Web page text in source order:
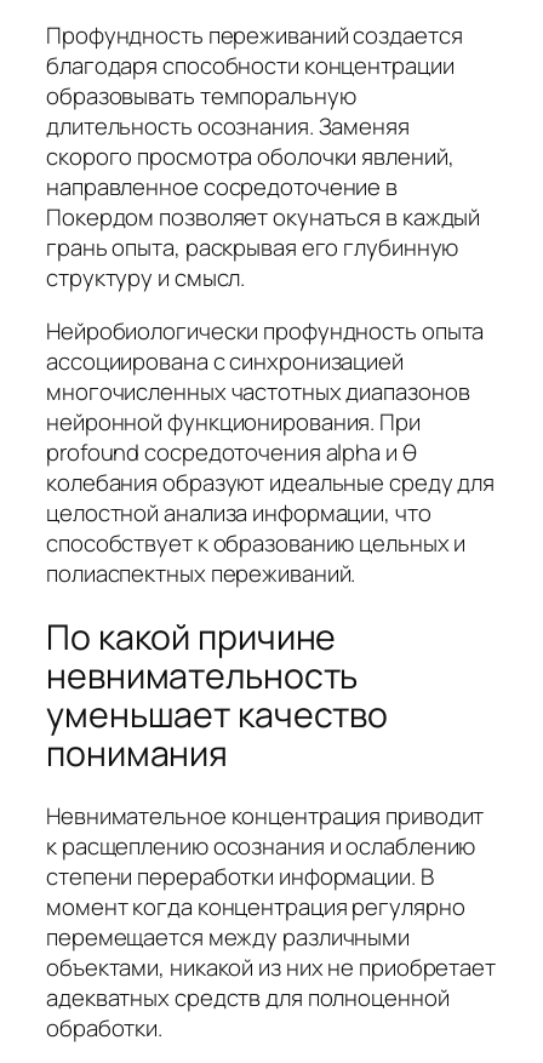
Профундность переживаний создается
благодаря способности концентрации
образовывать темпоральную
длительность осознания. Заменяя
скорого просмотра оболочки явлений,
направленное сосредоточение в
Покердом позволяет окунаться в каждый
грань опыта, раскрывая его глубинную
структуру и смысл.
Нейробиологически профундность опыта
ассоциирована с синхронизацией
многочисленных частотных диапазонов
нейронной функционирования. При
profound сосредоточения alpha и θ
колебания образуют идеальные среду для
целостной анализа информации, что
способствует к образованию цельных и
полиаспектных переживаний.
По какой причине
невнимательность
уменьшает качество
понимания
Невнимательное концентрация приводит
к расщеплению осознания и ослаблению
степени переработки информации. В
момент когда концентрация регулярно
перемещается между различными
объектами, никакой из них не приобретает
адекватных средств для полноценной
обработки.